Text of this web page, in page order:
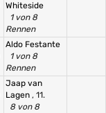
Whiteside
1 von 8
Rennen
Aldo Festante
1 von 8
Rennen
Jaap van
Lagen , 11.
8 von 8